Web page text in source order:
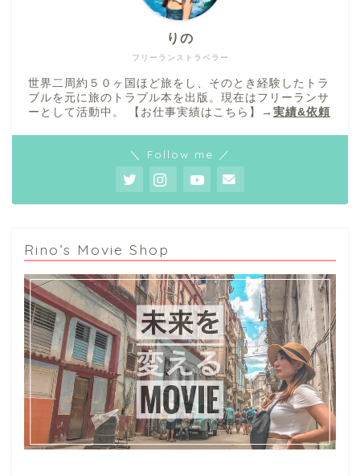
フリーランストラベラー
りの
世界二周約５０ヶ国ほど旅をし、そのとき経験したトラ
ブルを元に旅のトラブル本を出版。現在はフリーランサ
ーとして活動中。 【お仕事実績はこちら】→ 実績&依頼
＼ Follow me ／
Rino’s Movie Shop